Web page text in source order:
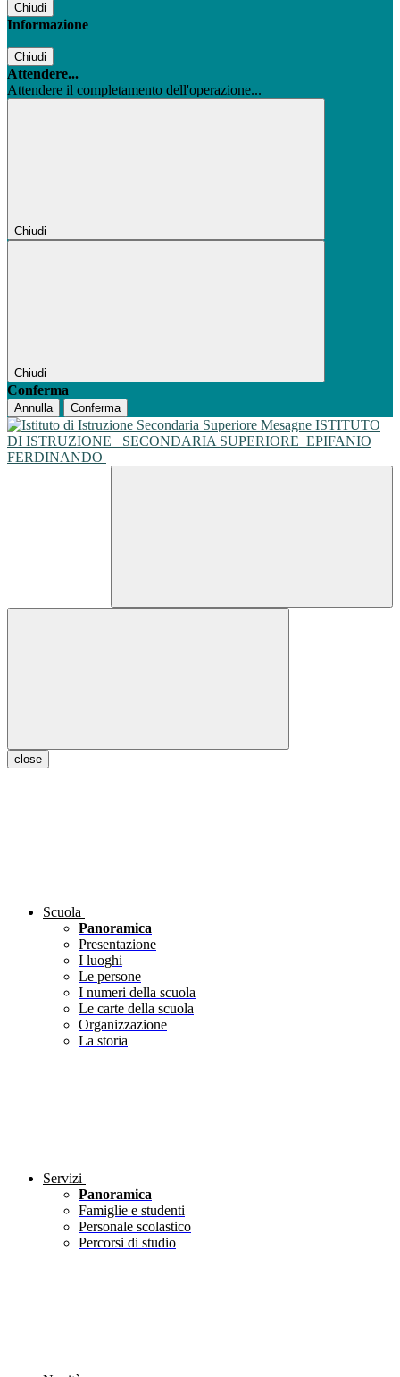
Chiudi
Informazione
Chiudi
Attendere...
Attendere il completamento dell'operazione...
Chiudi
Chiudi
Conferma
Annulla Conferma
ISTITUTO
DI ISTRUZIONE
SECONDARIA SUPERIORE EPIFANIO
FERDINANDO
close
Scuola
Panoramica
Presentazione
I luoghi
Le persone
I numeri della scuola
Le carte della scuola
Organizzazione
La storia
Servizi
Panoramica
Famiglie e studenti
Personale scolastico
Percorsi di studio